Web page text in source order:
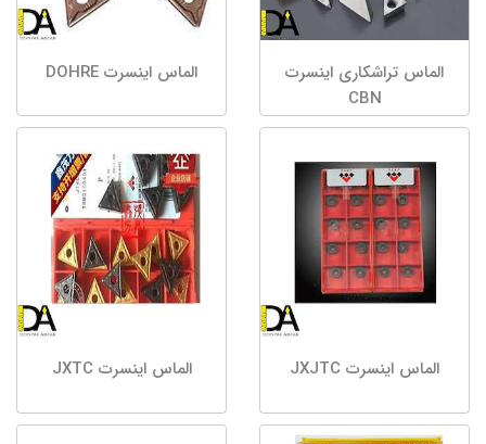
الماس تراشکاری اینسرت
CBN
الماس اینسرت DOHRE
الماس اینسرت JXJTC الماس اینسرت JXTC